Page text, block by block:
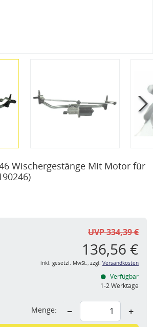
Wischergestänge Mit Motor für
UVP 334,39 €
136,56 €
inkl. gesetzl. MwSt., zzgl. Versandkosten
Verfügbar
1-2 Werktage
Menge: − +